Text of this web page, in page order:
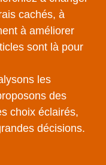
cachés, à
à améliorer
sont là pour
les
des
choix éclairés,
décisions.